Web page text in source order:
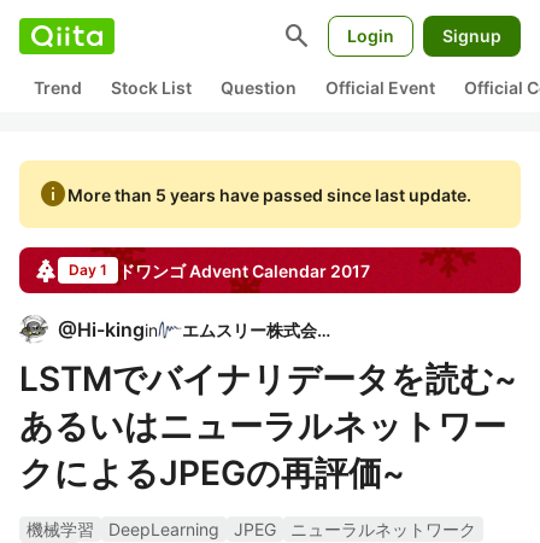
search Login Signup
Trend Stock List Question Official Event Official
infoMore than 5 years have passed since last update.
Day 1 ドワンゴAdvent Calendar 2017
@Hi-kingin エムスリー株式会社
LSTMでバイナリデータを読む~
あるいはニューラルネットワー
クによるJPEGの再評価~
機械学習 DeepLearning JPEG
ニューラルネットワーク